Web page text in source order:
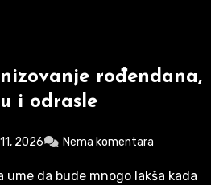
rođendana,
i odrasle
2026 Nema komentara